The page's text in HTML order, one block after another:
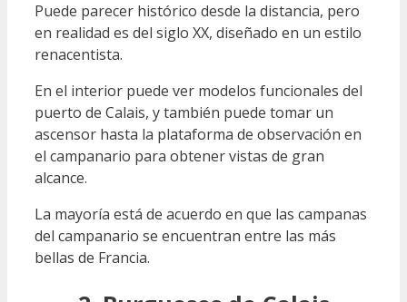
Puede parecer histórico desde la distancia, pero
en realidad es del siglo XX, diseñado en un estilo
renacentista.
En el interior puede ver modelos funcionales del
puerto de Calais, y también puede tomar un
ascensor hasta la plataforma de observación en
el campanario para obtener vistas de gran
alcance.
La mayoría está de acuerdo en que las campanas
del campanario se encuentran entre las más
bellas de Francia.